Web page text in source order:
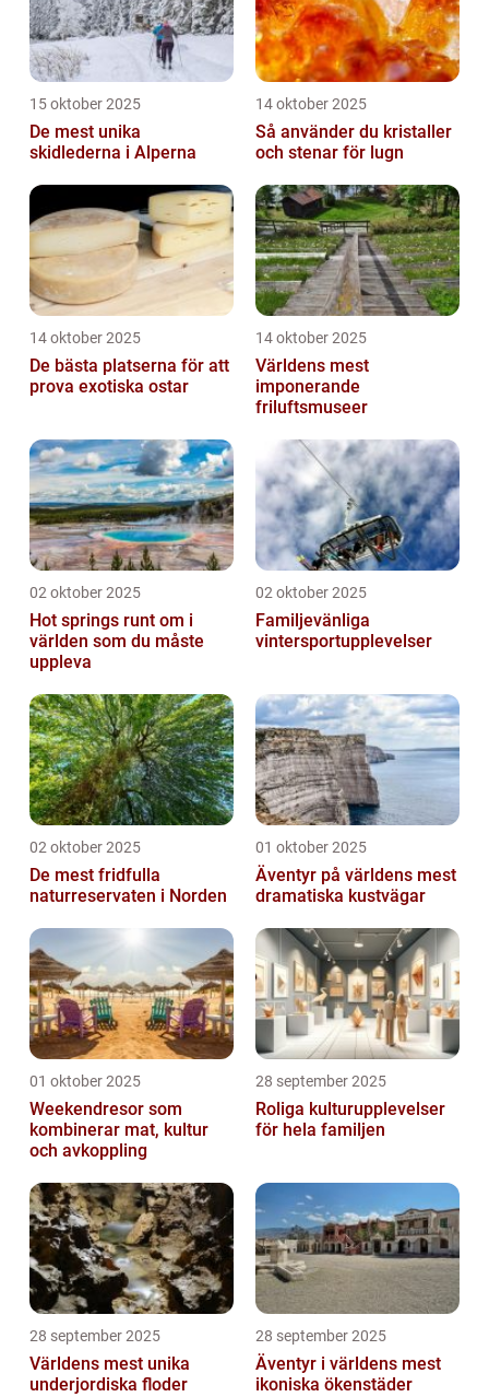
15 oktober 2025
De mest unika
skidlederna i Alperna
14 oktober 2025
Så använder du kristaller
och stenar för lugn
14 oktober 2025
De bästa platserna för att
prova exotiska ostar
14 oktober 2025
Världens mest
imponerande
friluftsmuseer
02 oktober 2025
Hot springs runt om i
världen som du måste
uppleva
02 oktober 2025
Familjevänliga
vintersportupplevelser
02 oktober 2025
De mest fridfulla
naturreservaten i Norden
01 oktober 2025
Äventyr på världens mest
dramatiska kustvägar
01 oktober 2025
Weekendresor som
kombinerar mat, kultur
och avkoppling
28 september 2025
Roliga kulturupplevelser
för hela familjen
28 september 2025
Världens mest unika
underjordiska floder
28 september 2025
Äventyr i världens mest
ikoniska ökenstäder